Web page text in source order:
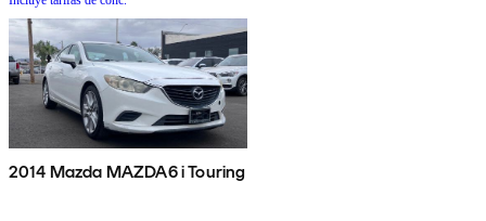
2014 Mazda MAZDA6 i Touring